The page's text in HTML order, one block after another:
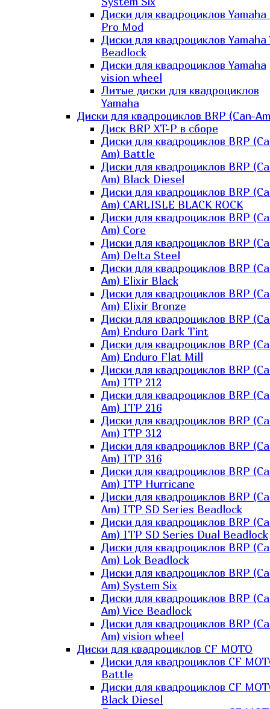
Диски для квадроциклов Yamaha
Pro Mod
Диски для квадроциклов Yamaha
Beadlock
Диски для квадроциклов Yamaha
vision wheel
Литые диски для квадроциклов
Yamaha
Диски для квадроциклов BRP (Can-
Диск BRP XT-P в сборе
Диски для квадроциклов BRP
Am) Battle
Диски для квадроциклов BRP
Am) Black Diesel
Диски для квадроциклов BRP
Am) CARLISLE BLACK ROCK
Диски для квадроциклов BRP
Am) Core
Диски для квадроциклов BRP
Am) Delta Steel
Диски для квадроциклов BRP
Am) Elixir Black
Диски для квадроциклов BRP
Am) Elixir Bronze
Диски для квадроциклов BRP
Am) Enduro Dark Tint
Диски для квадроциклов BRP
Am) Enduro Flat Mill
Диски для квадроциклов BRP
Am) ITP 212
Диски для квадроциклов BRP
Am) ITP 216
Диски для квадроциклов BRP
Am) ITP 312
Диски для квадроциклов BRP
Am) ITP 316
Диски для квадроциклов BRP
Am) ITP Hurricane
Диски для квадроциклов BRP
Am) ITP SD Series Beadlock
Диски для квадроциклов BRP
Am) ITP SD Series Dual Beadlock
Диски для квадроциклов BRP
Am) Lok Beadlock
Диски для квадроциклов BRP
Am) System Six
Диски для квадроциклов BRP
Am) Vice Beadlock
Диски для квадроциклов BRP
Am) vision wheel
Диски для квадроциклов CF MOTO
Диски для квадроциклов CF
Battle
Диски для квадроциклов CF
Black Diesel